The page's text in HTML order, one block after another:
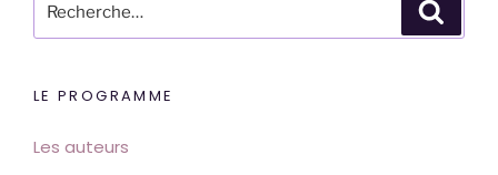
pour
LE PROGRAMME
Les auteurs